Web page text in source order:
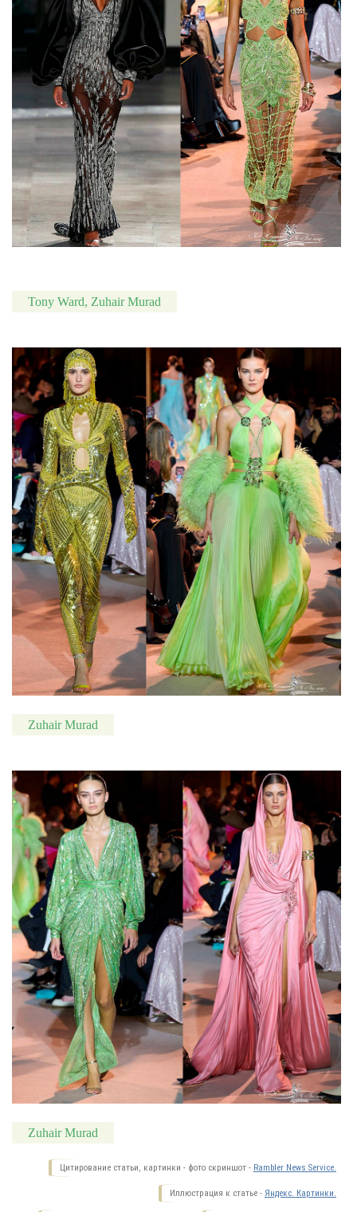
Tony Ward, Zuhair Murad
Zuhair Murad
Zuhair Murad
Цитирование статьи, картинки - фото скриншот - Rambler News Service.
Иллюстрация к статье - Яндекс. Картинки.